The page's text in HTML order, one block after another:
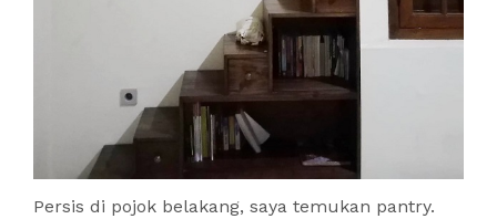
Persis di pojok belakang, saya temukan pantry.